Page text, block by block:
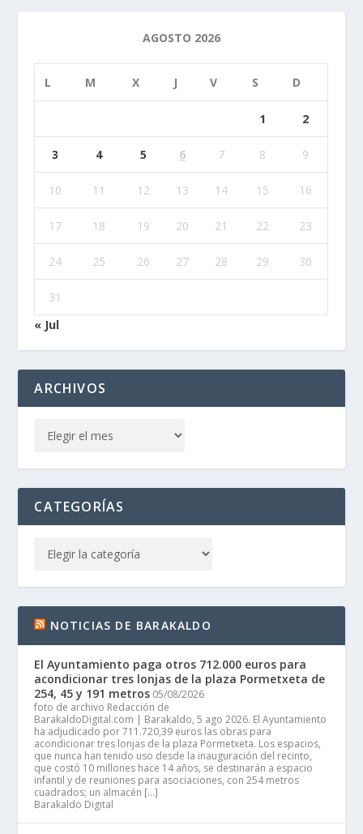
AGOSTO 2026
L M X J V S D
1 2
3 4 5 6 7 8 9
10 11 12 13 14 15 16
17 18 19 20 21 22 23
24 25 26 27 28 29 30
31
« Jul
ARCHIVOS
CATEGORÍAS
NOTICIAS DE BARAKALDO
El Ayuntamiento paga otros 712.000 euros para
acondicionar tres lonjas de la plaza Pormetxeta de
254, 45 y 191 metros 05/08/2026
foto de archivo Redacción de
BarakaldoDigital.com | Barakaldo, 5 ago 2026. El Ayuntamiento
ha adjudicado por 711.720,39 euros las obras para
acondicionar tres lonjas de la plaza Pormetxeta. Los espacios,
que nunca han tenido uso desde la inauguración del recinto,
que costó 10 millones hace 14 años, se destinarán a espacio
infantil y de reuniones para asociaciones, con 254 metros
cuadrados; un almacén […]
Barakaldo Digital